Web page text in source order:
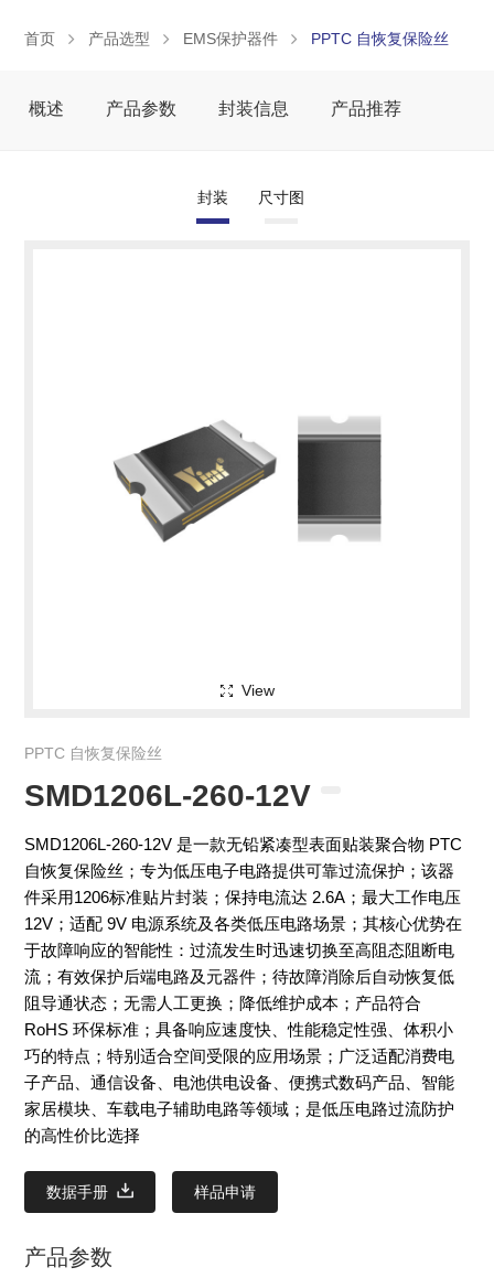
首页 产品选型 EMS保护器件 PPTC 自恢复保险丝
概述 产品参数 封装信息 产品推荐
封装 尺寸图
View
PPTC 自恢复保险丝
SMD1206L-260-12V
SMD1206L-260-12V 是一款无铅紧凑型表面贴装聚合物 PTC
自恢复保险丝；专为低压电子电路提供可靠过流保护；该器
件采用1206标准贴片封装；保持电流达 2.6A；最大工作电压
12V；适配 9V 电源系统及各类低压电路场景；其核心优势在
于故障响应的智能性：过流发生时迅速切换至高阻态阻断电
流；有效保护后端电路及元器件；待故障消除后自动恢复低
阻导通状态；无需人工更换；降低维护成本；产品符合
RoHS 环保标准；具备响应速度快、性能稳定性强、体积小
巧的特点；特别适合空间受限的应用场景；广泛适配消费电
子产品、通信设备、电池供电设备、便携式数码产品、智能
家居模块、车载电子辅助电路等领域；是低压电路过流防护
的高性价比选择
数据手册 样品申请
产品参数